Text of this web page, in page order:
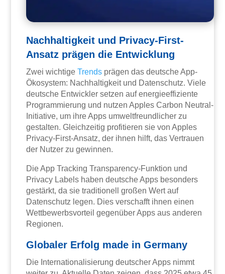
Nachhaltigkeit und Privacy-First-
Ansatz prägen die Entwicklung
Zwei wichtigeTrends prägen das deutsche App-
Ökosystem: Nachhaltigkeit und Datenschutz. Viele
deutsche Entwickler setzen auf energieeffiziente
Programmierung und nutzen Apples Carbon Neutral-
Initiative, um ihre Apps umweltfreundlicher zu
gestalten. Gleichzeitig profitieren sie von Apples
Privacy-First-Ansatz, der ihnen hilft, das Vertrauen
der Nutzer zu gewinnen.
Die App Tracking Transparency-Funktion und
Privacy Labels haben deutsche Apps besonders
gestärkt, da sie traditionell großen Wert auf
Datenschutz legen. Dies verschafft ihnen einen
Wettbewerbsvorteil gegenüber Apps aus anderen
Regionen.
Globaler Erfolg made in Germany
Die Internationalisierung deutscher Apps nimmt